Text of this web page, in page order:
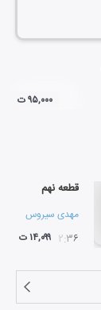
۹۵,۰۰۰ ت
قطعه نهم
مهدی سیروس
۰۲:۳۶ ۱۴,۰۹۹ ت